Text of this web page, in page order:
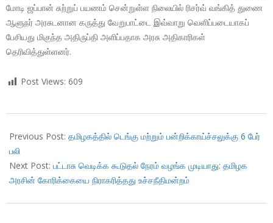
மோடி ஜப்பான் சுற்றுப் பயணம் சென்றுள்ள நிலையில் ரிசர்வ் வங்கித் துணை
ஆளுநர் அரசுடனான கருத்து வேறுபாட்டை இவ்வாறு வெளிப்படையாகப்
பேசியது மிகுந்த அதிருப்தி அளிப்பதாக அரசு அதிகாரிகள்
தெரிவித்துள்ளனர்.
Post Views: 609
10-
30
Previous Post: தமிழகத்தில் டெங்கு மற்றும் பன்றிக்காய்ச்சலுக்கு 6 பேர்
பலி
Next Post: பட்டாசு வெடிக்க கூடுதல் நேரம் வழங்க முடியாது: தமிழக
அரசின் கோரிக்கையை நிராகரித்தது உச்சநீதிமன்றம்